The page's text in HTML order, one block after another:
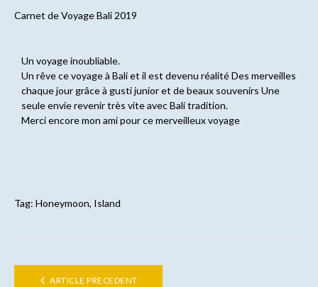
Carnet deVoyage Bali 2019
Un voyage inoubliable.
Un rêve ce voyage à Bali et il est devenu réalité Des merveilles
chaque jour grâce à gusti junior et de beaux souvenirs Une
seule envie revenir très vite avec Bali tradition.
Merci encore mon ami pour ce merveilleux voyage
Tag: Honeymoon, Island
ARTICLE PRECEDENT